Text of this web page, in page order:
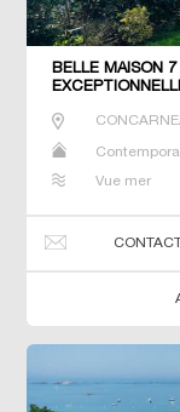
BELLE MAISON
Vue mer